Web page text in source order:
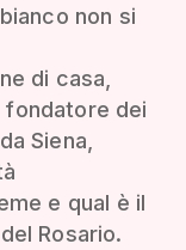
non si
di casa,
fondatore dei
Siena,
e qual è il
Rosario.